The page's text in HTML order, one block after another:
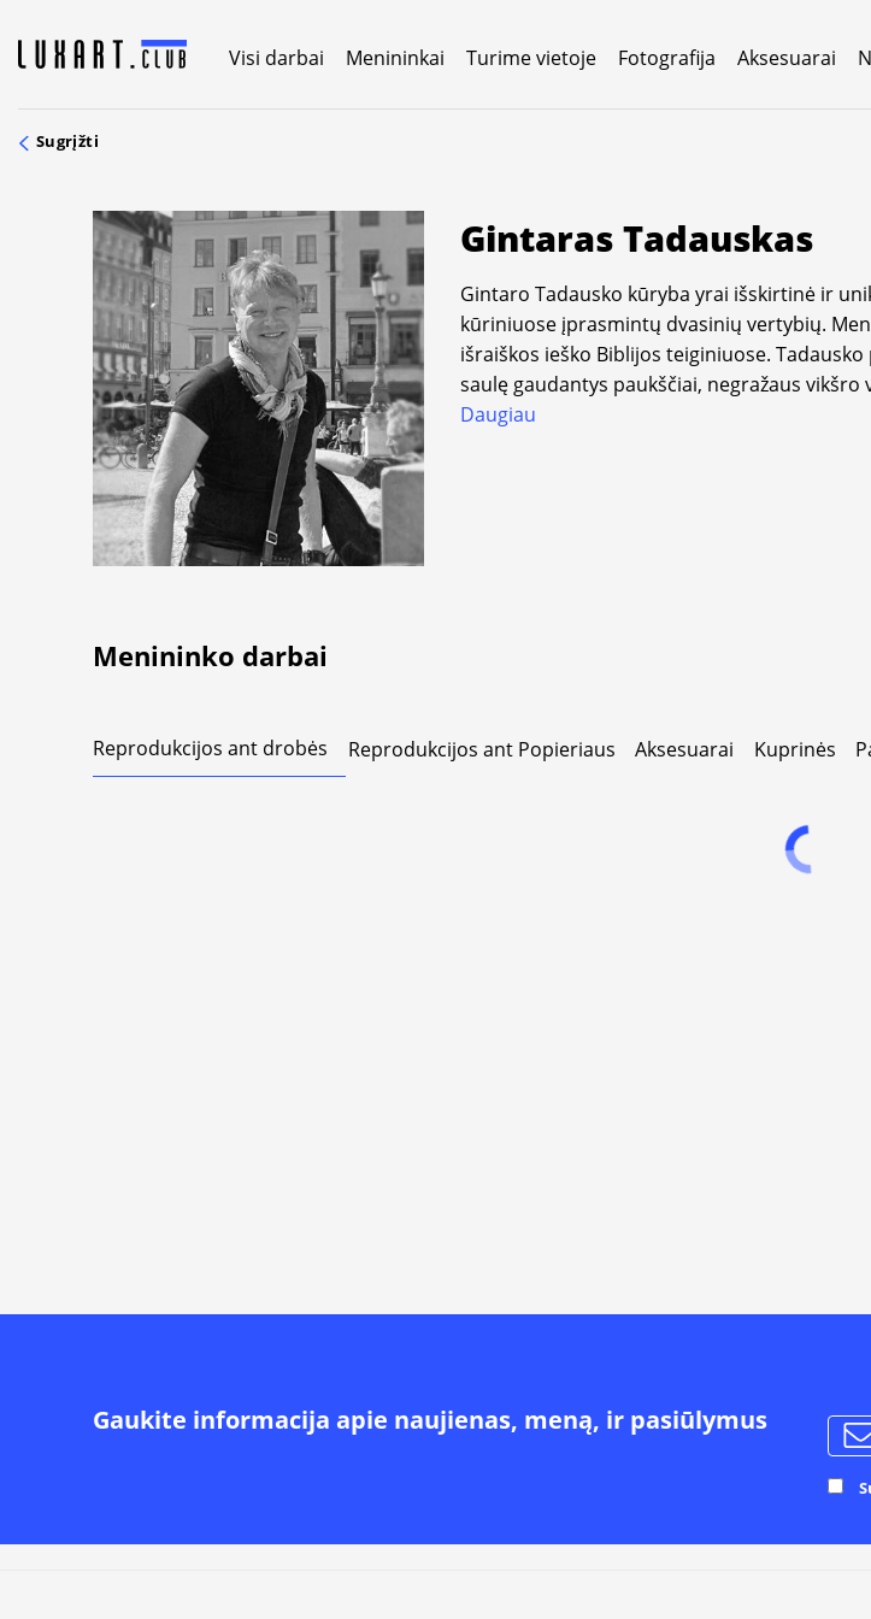
content
Visi darbai Menininkai Turime vietoje Fotografija Aksesuarai
Sugrįžti
Gintaras Tadauskas
Gintaro Tadausko kūryba yrai išskirtinė ir
kūriniuose įprasmintų dvasinių vertybių.
išraiškos ieško Biblijos teiginiuose.
saulę gaudantys paukščiai, negražaus
Daugiau
Menininko darbai
Reprodukcijos ant drobės Reprodukcijos ant Popieriaus Aksesuarai Kuprinės
Gaukite informacija apie naujienas, meną, ir pasiūlymus